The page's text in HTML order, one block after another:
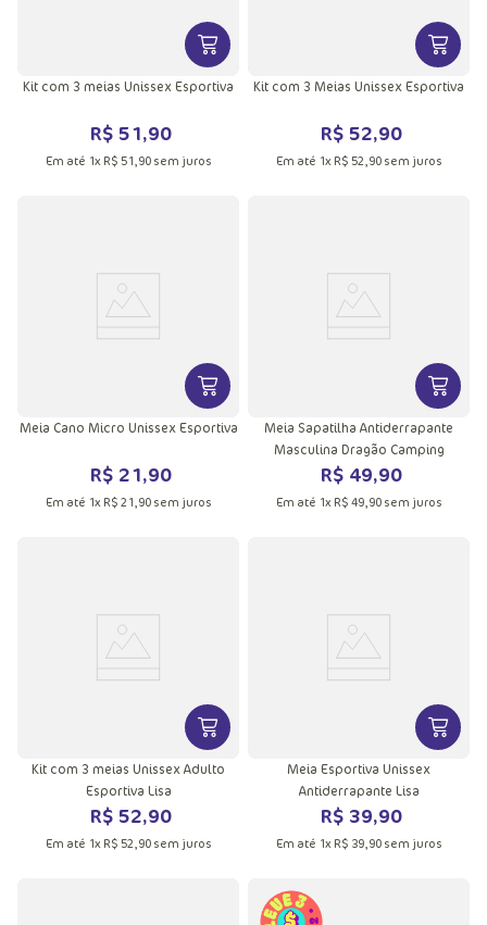
VER MAIS INFORMAÇÕES DO
Kit com 3 meias Unissex Esportiva
R$ 51,90
Em até 1x R$ 51,90sem juros
VER
Kit com 3 Meias Unissex Esportiva
R$ 52,90
Em até 1x R$ 52,90sem juros
VER MAIS INFORMAÇÕES DO
Meia Cano Micro Unissex Esportiva
R$ 21,90
Em até 1x R$ 21,90sem juros
VER
Meia Sapatilha Antiderrapante
Masculina Dragão Camping
R$ 49,90
Em até 1x R$ 49,90sem juros
VER MAIS INFORMAÇÕES DO
Kit com 3 meias Unissex Adulto
Esportiva Lisa
R$ 52,90
Em até 1x R$ 52,90sem juros
VER
Meia Esportiva Unissex
Antiderrapante Lisa
R$ 39,90
Em até 1x R$ 39,90sem juros